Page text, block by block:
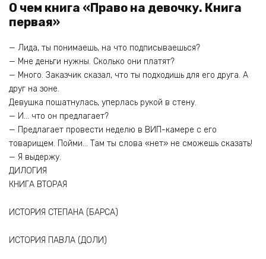
О чем книга «Право на девочку. Книга
первая»
— Лида, ты понимаешь, на что подписываешься?
— Мне деньги нужны. Сколько они платят?
— Много. Заказчик сказал, что ты подходишь для его друга. А
друг на зоне.
Девушка пошатнулась, уперлась рукой в стену.
— И… что он предлагает?
— Предлагает провести неделю в ВИП-камере с его
товарищем. Пойми… Там ты слова «нет» не сможешь сказать!
— Я выдержу.
ДИЛОГИЯ
КНИГА ВТОРАЯ
ИСТОРИЯ СТЕПАНА (БАРСА)
ИСТОРИЯ ПАВЛА (ДОЛИ)